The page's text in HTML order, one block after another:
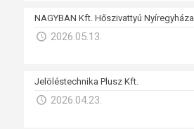
NAGYBAN Kft. Hőszivattyú Nyíregyháza
2026.05.13.
Jelöléstechnika Plusz Kft.
2026.04.23.